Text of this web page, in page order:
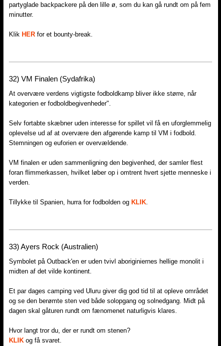
partyglade backpackere på den lille ø, som du kan gå rundt om på fem
minutter.
Klik HER for et bounty-break.
32)​ VM Finalen (Sydafrika)
At overvære verdens vigtigste fodboldkamp bliver ikke større, når
kategorien er fodboldbegivenheder".
Selv fortabte skæbner uden interesse for spillet vil få en uforglemmelig
oplevelse ud af at overvære den afgørende kamp til VM i fodbold.
Stemningen og euforien er overvældende.
VM finalen er uden sammenligning den begivenhed, der samler flest
foran flimmerkassen, hvilket løber op i omtrent hvert sjette menneske i
verden.
Tillykke til Spanien, hurra for fodbolden og KLIK
33)​ Ayers Rock (Australien)
Symbolet på Outback'en er uden tvivl aboriginiernes hellige monolit i
midten af det vilde kontinent.
Et par dages camping ved Uluru giver dig god tid til at opleve området
og se den berømte sten ved både solopgang og solnedgang. Midt på
dagen skal gåturen rundt om fænomenet naturligvis klares.
Hvor langt tror du, der er rundt om stenen?
KLIK og få svaret.